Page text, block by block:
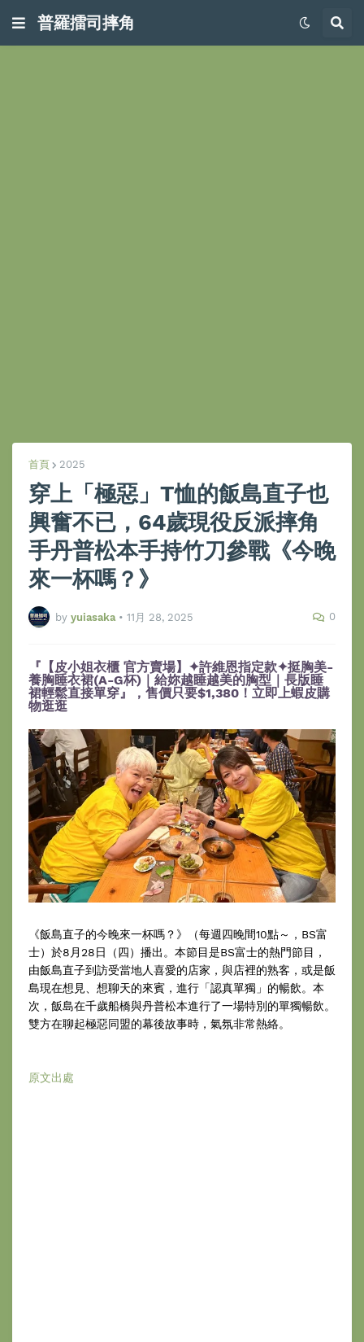
普羅擂司摔角
首頁 2025
穿上「極惡」T恤的飯島直子也
興奮不已，64歲現役反派摔角
手丹普松本手持竹刀參戰《今晚
來一杯嗎？》
by yuiasaka • 11月 28, 2025 0
『【皮小姐衣櫃 官方賣場】✦許維恩指定款✦挺胸美-
養胸睡衣裙(A-G杯)｜給妳越睡越美的胸型｜長版睡
裙輕鬆直接單穿』，售價只要$1,380！立即上蝦皮購
物逛逛
《飯島直子的今晚來一杯嗎？》（每週四晚間10點～，BS富
士）於8月28日（四）播出。本節目是BS富士的熱門節目，
由飯島直子到訪受當地人喜愛的店家，與店裡的熟客，或是飯
島現在想見、想聊天的來賓，進行「認真單獨」的暢飲。本
次，飯島在千歲船橋與丹普松本進行了一場特別的單獨暢飲。
雙方在聊起極惡同盟的幕後故事時，氣氛非常熱絡。
原文出處